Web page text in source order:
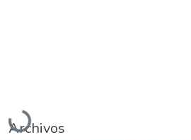
Cargando...
Archivos